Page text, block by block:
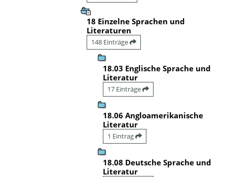
18 Einzelne Sprachen und
Literaturen
148 Einträge
18.03 Englische Sprache und
Literatur
17 Einträge
18.06 Angloamerikanische
Literatur
1 Eintrag
18.08 Deutsche Sprache und
Literatur